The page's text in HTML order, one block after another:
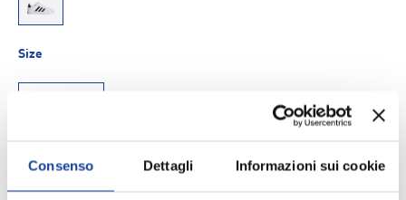
Consenso Dettagli Informazioni sui cookie
UNI
Size
-
AGGIUNGI AL CARRELLO